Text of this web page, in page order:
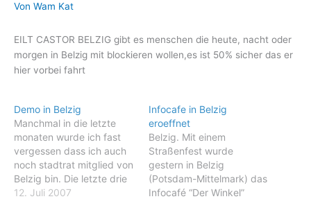
Von Wam Kat
EILT CASTOR BELZIG gibt es menschen die heute, nacht oder
morgen in Belzig mit blockieren wollen,es ist 50% sicher das er
hier vorbei fahrt
Demo in Belzig
Manchmal in die letzte
monaten wurde ich fast
vergessen dass ich auch
noch stadtrat mitglied von
Belzig bin. Die letzte drie
jahren habe ich weinig bist
12. Juli 2007
Infocafe in Belzig
eroeffnet
Belzig. Mit einem
Straßenfest wurde
gestern in Belzig
(Potsdam-Mittelmark) das
Infocafé “Der Winkel”